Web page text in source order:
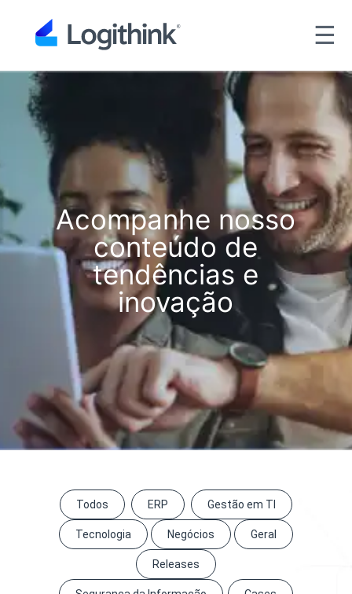
☰
Acompanhe nosso
conteúdo de
tendências e
inovação
Todos ERP Gestão em TI
Tecnologia Negócios Geral
Releases